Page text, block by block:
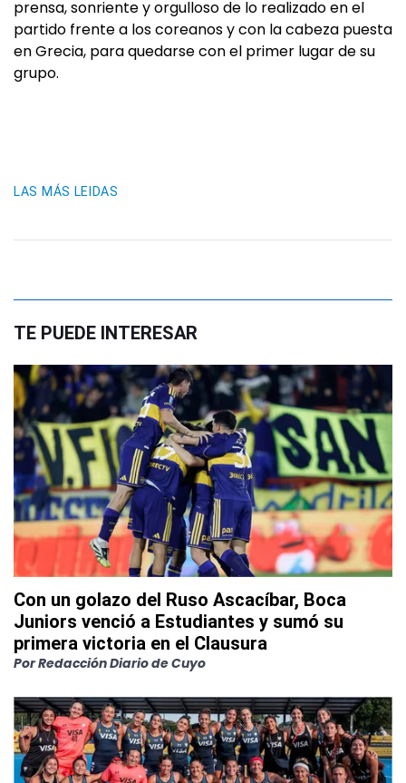
prensa, sonriente y orgulloso de lo realizado en el
partido frente a los coreanos y con la cabeza puesta
en Grecia, para quedarse con el primer lugar de su
grupo.
LAS MÁS LEIDAS
TE PUEDE INTERESAR
Con un golazo del Ruso Ascacíbar, Boca
Juniors venció a Estudiantes y sumó su
primera victoria en el Clausura
PorRedacción Diario de Cuyo